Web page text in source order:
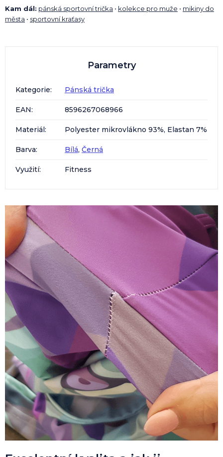
Kam dál: pánská sportovní trička • kolekce pro muže • mikiny do
města • sportovní kraťasy
Parametry
Kategorie: Pánská trička
EAN: 8596267068966
Materiál: Polyester mikrovlákno 93%, Elastan 7%
Barva: Bílá, Černá
Využití: Fitness